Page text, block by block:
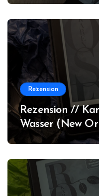
Rezension
Rezension //
Wasser (New